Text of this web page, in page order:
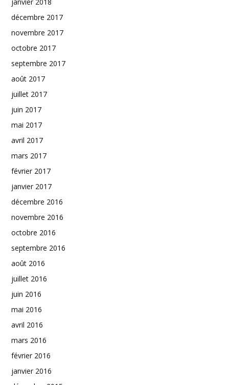
décembre 2017
novembre 2017
octobre 2017
septembre 2017
août 2017
juillet 2017
juin 2017
mai 2017
avril 2017
mars 2017
février 2017
janvier 2017
décembre 2016
novembre 2016
octobre 2016
septembre 2016
août 2016
juillet 2016
juin 2016
mai 2016
avril 2016
mars 2016
février 2016
janvier 2016